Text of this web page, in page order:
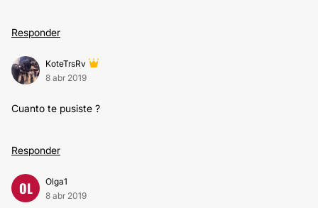
Responder
KoteTrsRv
8 abr 2019
Cuanto te pusiste ?
Responder
OL
Olga1
8 abr 2019